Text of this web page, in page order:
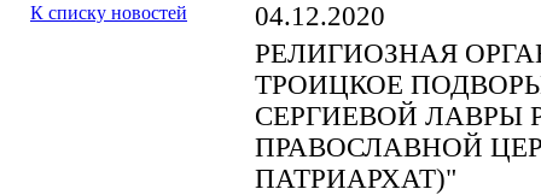
К списку новостей
04.12.2020
РЕЛИГИОЗНАЯ
ТРОИЦКОЕ
СЕРГИЕВОЙ ЛАВРЫ
ПРАВОСЛАВНОЙ
ПАТРИАРХАТ)"